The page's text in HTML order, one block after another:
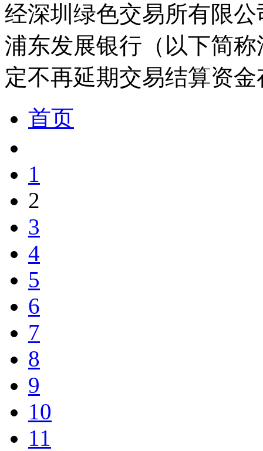
经深圳绿色交易所有限
浦东发展银行（以下简
定不再延期交易结算资金
首页
1
2
3
4
5
6
7
8
9
10
11